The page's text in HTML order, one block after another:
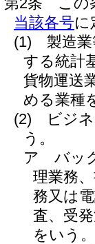
当該各号に
(1)
製造
する統計
貨物運送
める業種
(2)
ビジ
う。
ア
バッ
理業務
務又は
査、受
をいう。